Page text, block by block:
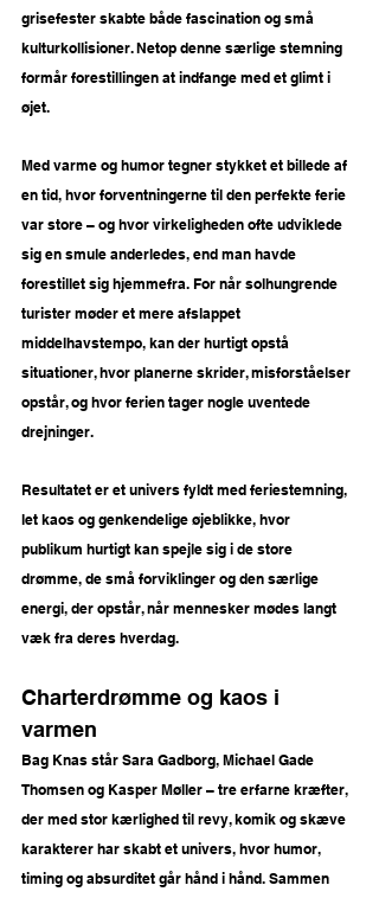
grisefester skabte både fascination og små
kulturkollisioner. Netop denne særlige stemning
formår forestillingen at indfange med et glimt i
øjet.
Med varme og humor tegner stykket et billede af
en tid, hvor forventningerne til den perfekte ferie
var store – og hvor virkeligheden ofte udviklede
sig en smule anderledes, end man havde
forestillet sig hjemmefra. For når solhungrende
turister møder et mere afslappet
middelhavstempo, kan der hurtigt opstå
situationer, hvor planerne skrider, misforståelser
opstår, og hvor ferien tager nogle uventede
drejninger.
Resultatet er et univers fyldt med feriestemning,
let kaos og genkendelige øjeblikke, hvor
publikum hurtigt kan spejle sig i de store
drømme, de små forviklinger og den særlige
energi, der opstår, når mennesker mødes langt
væk fra deres hverdag.
Charterdrømme og kaos i
varmen
Bag Knas står Sara Gadborg, Michael Gade
Thomsen og Kasper Møller – tre erfarne kræfter,
der med stor kærlighed til revy, komik og skæve
karakterer har skabt et univers, hvor humor,
timing og absurditet går hånd i hånd. Sammen